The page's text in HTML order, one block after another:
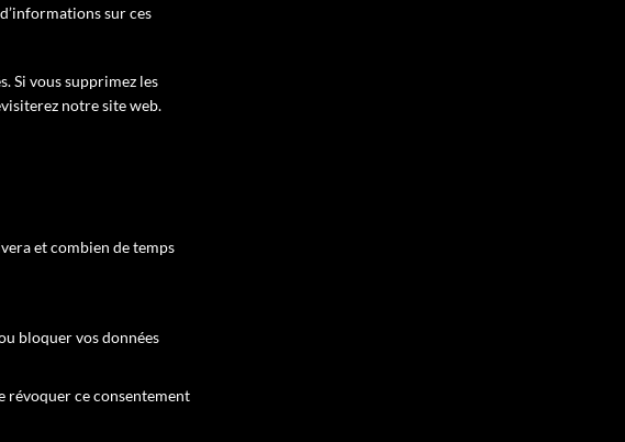
sur ces
Si vous supprimez les
notre site web.
et combien de temps
bloquer vos données
révoquer ce consentement